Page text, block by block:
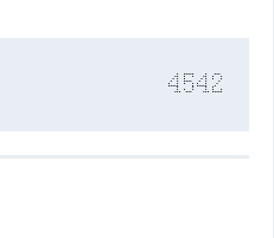
4542